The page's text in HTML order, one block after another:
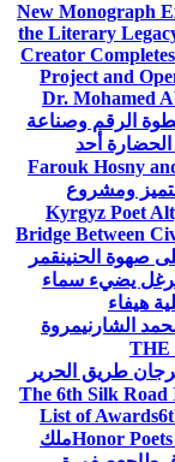
New Monograph
the Literary
Creator
Project and
Dr. Mohamed
الرقم وصناعة
أحد
Farouk Hosny
ومشروع
Kyrgyz Poet
Bridge Between
صهوة الحنينقمر
برغل يضيء سماء
هيفاء
الشارنيمروة
THE
طريق الحرير
The 6th Silk Road
List of Awards
Honorملك